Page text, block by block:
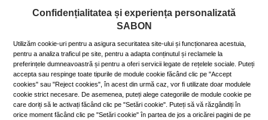
Stil de viaţă
Cum petrecem o zi de toamnă
perfectă
30 September 2023
~8 min.
Îmbrățișează frumusețea sezonului răsfățându-te cu
activități care rezonează cu interesele și preferințele
tale. Iată un ghid care te va ajuta să profiți la maximum
de o zi minunată de toamnă!
Mai mult »
Confidențialitatea și experiența personalizată
SABON
Utilizăm cookie-uri pentru a asigura securitatea site-ului și funcționarea acestuia,
pentru a analiza traficul pe site, pentru a adapta conținutul și reclamele la
preferințele dumneavoastră și pentru a oferi servicii legate de rețelele sociale. Puteți
accepta sau respinge toate tipurile de module cookie făcând clic pe "Accept
cookies" sau "Reject cookies", în acest din urmă caz, vor fi utilizate doar modulele
cookie strict necesare. De asemenea, puteți alege categoriile de module cookie pe
care doriți să le activați făcând clic pe "Setări cookie". Puteți să vă răzgândiți în
orice moment făcând clic pe "Setări cookie" în partea de jos a oricărei pagini de pe